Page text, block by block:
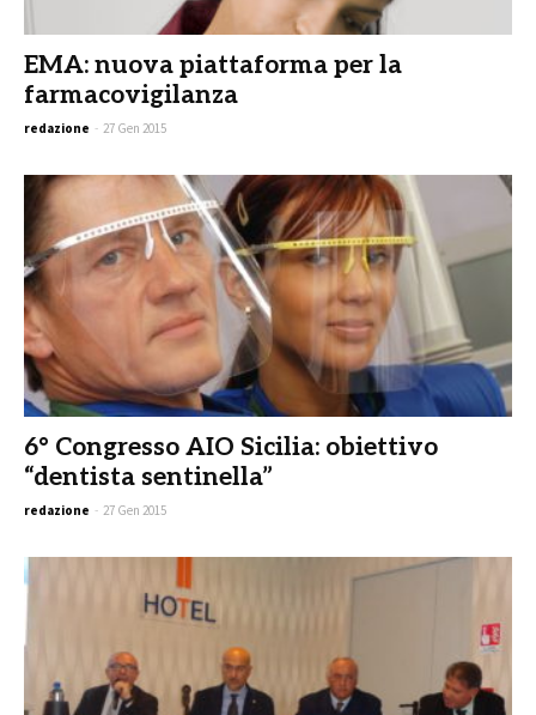
EMA: nuova piattaforma per la
farmacovigilanza
redazione - 27 Gen 2015
6° Congresso AIO Sicilia: obiettivo
“dentista sentinella”
redazione - 27 Gen 2015